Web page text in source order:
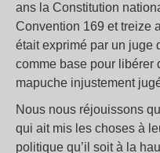
ans la Constitution
Convention 169 et treize
était exprimé par un juge
comme base pour libérer
mapuche injustement
Nous nous réjouissons
qui ait mis les choses à
politique qu’il soit à la